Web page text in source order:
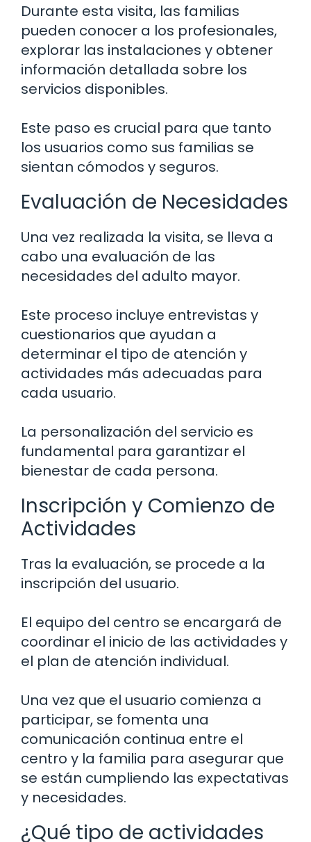
Durante esta visita, las familias
pueden conocer a los profesionales,
explorar las instalaciones y obtener
información detallada sobre los
servicios disponibles.
Este paso es crucial para que tanto
los usuarios como sus familias se
sientan cómodos y seguros.
Evaluación de Necesidades
Una vez realizada la visita, se lleva a
cabo una evaluación de las
necesidades del adulto mayor.
Este proceso incluye entrevistas y
cuestionarios que ayudan a
determinar el tipo de atención y
actividades más adecuadas para
cada usuario.
La personalización del servicio es
fundamental para garantizar el
bienestar de cada persona.
Inscripción y Comienzo de
Actividades
Tras la evaluación, se procede a la
inscripción del usuario.
El equipo del centro se encargará de
coordinar el inicio de las actividades y
el plan de atención individual.
Una vez que el usuario comienza a
participar, se fomenta una
comunicación continua entre el
centro y la familia para asegurar que
se están cumpliendo las expectativas
y necesidades.
¿Qué tipo de actividades